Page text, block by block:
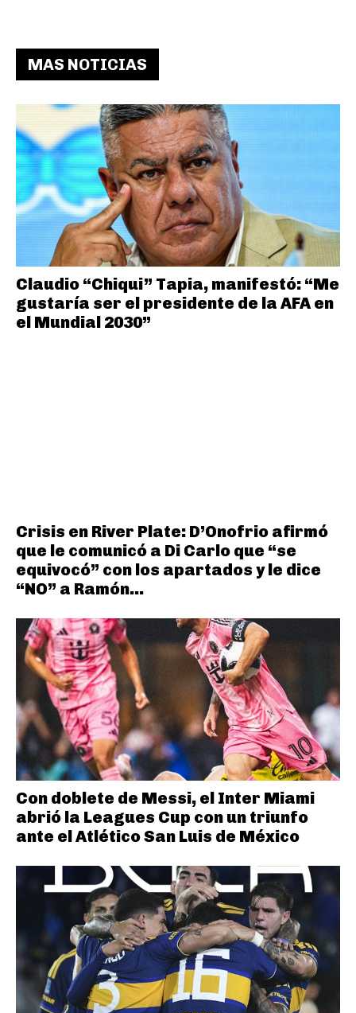
MAS NOTICIAS
Claudio “Chiqui” Tapia, manifestó: “Me
gustaría ser el presidente de la AFA en
el Mundial 2030”
Crisis en River Plate: D’Onofrio afirmó
que le comunicó a Di Carlo que “se
equivocó” con los apartados y le dice
“NO” a Ramón...
Con doblete de Messi, el Inter Miami
abrió la Leagues Cup con un triunfo
ante el Atlético San Luis de México